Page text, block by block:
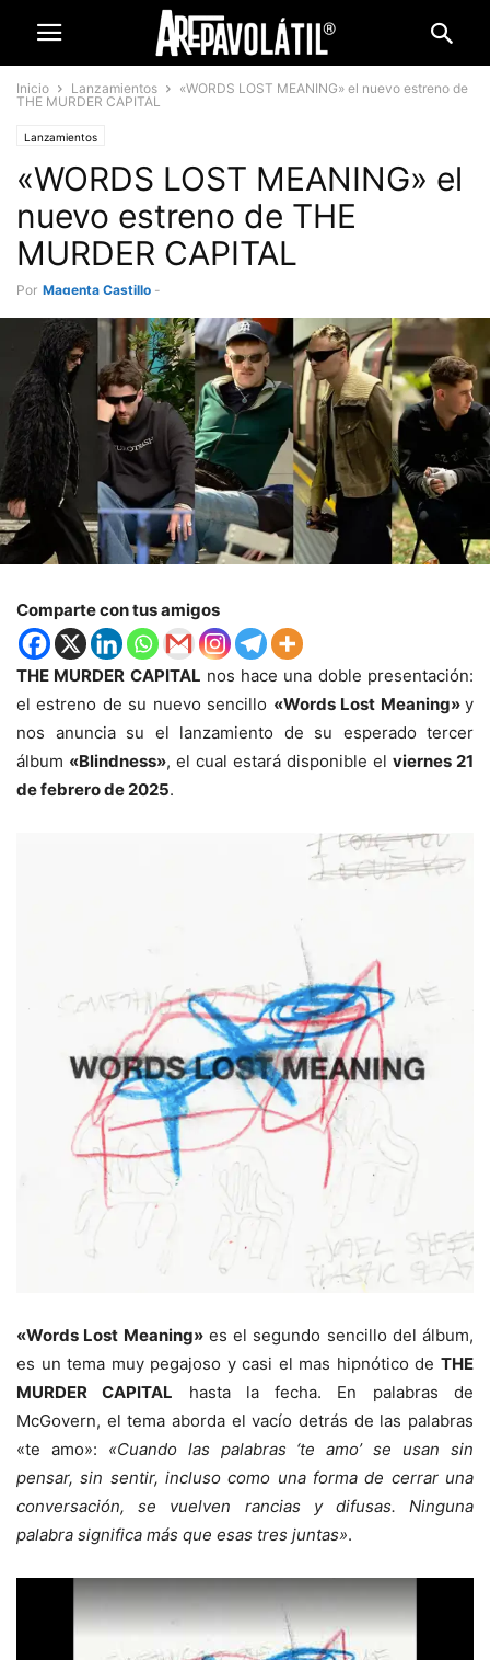
Inicio Lanzamientos
«WORDS LOST MEANING» el nuevo estreno de
THE MURDER CAPITAL
Lanzamientos
«WORDS LOST MEANING» el
nuevo estreno de THE
MURDER CAPITAL
Por Magenta Castillo -
Comparte con tus amigos
THE MURDER CAPITAL nos hace una doble presentación:
el estreno de su nuevo sencillo «Words Lost Meaning»y
nos anuncia su el lanzamiento de su esperado tercer
álbum «Blindness», el cual estará disponible el viernes 21
de febrero de 2025.
«Words Lost Meaning»es el segundo sencillo del álbum,
es un tema muy pegajoso y casi el mas hipnótico de THE
MURDER CAPITAL hasta la fecha. En palabras de
McGovern, el tema aborda el vacío detrás de las palabras
«te amo»: «Cuando las palabras ‘te amo’ se usan sin
pensar, sin sentir, incluso como una forma de cerrar una
conversación, se vuelven rancias y difusas. Ninguna
palabra significa más que esas tres juntas».